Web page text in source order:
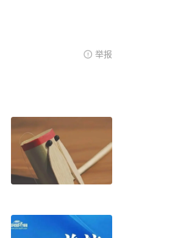
举报